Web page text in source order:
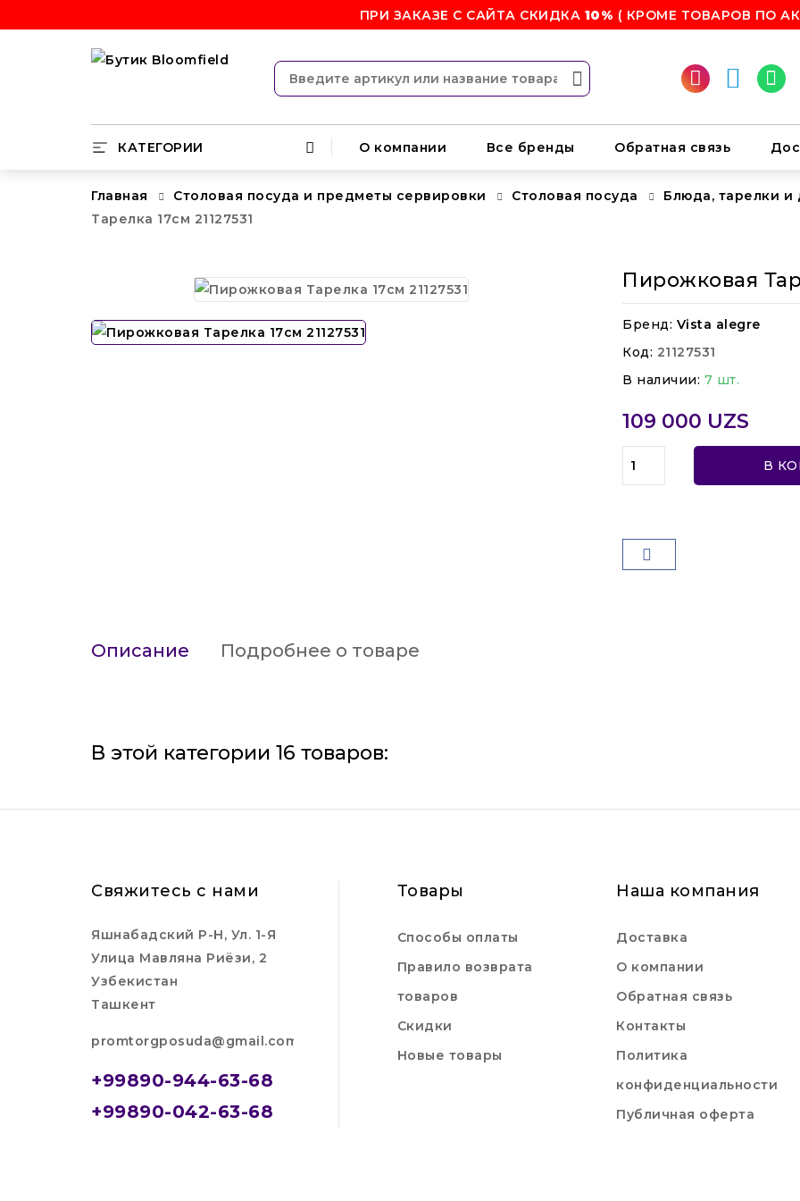
ПРИ ЗАКАЗЕ С САЙТА СКИДКА 10% ( КРОМЕ ТОВАРОВ ПО
КАТЕГОРИИ О компании Все бренды Обратная связь
Главная Столовая посуда и предметы сервировки Столовая посуда Блюда, тарелки и
Тарелка 17см 21127531
Пирожковая
Бренд: Vista alegre
Код: 21127531
В наличии: 7 шт.
109 000 UZS
В
Описание Подробнее о товаре
В этой категории 16 товаров:
Свяжитесь с нами
Яшнабадский Р-Н, Ул. 1-Я
Улица Мавляна Риёзи, 2
Узбекистан
Ташкент
promtorgposuda@gmail.com
+99890-944-63-68
+99890-042-63-68
Товары
Способы оплаты
Правило возврата
товаров
Скидки
Новые товары
Наша компания
Доставка
О компании
Обратная связь
Контакты
Политика
конфиденциальности
Публичная оферта